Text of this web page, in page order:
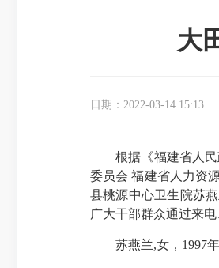
大
日期：2022-03-14 15:13
根据《福建省人民政
委员会 福建省人力资
县桃源中心卫生院苏
广大干部群众通过来
苏燕兰,女，1997年